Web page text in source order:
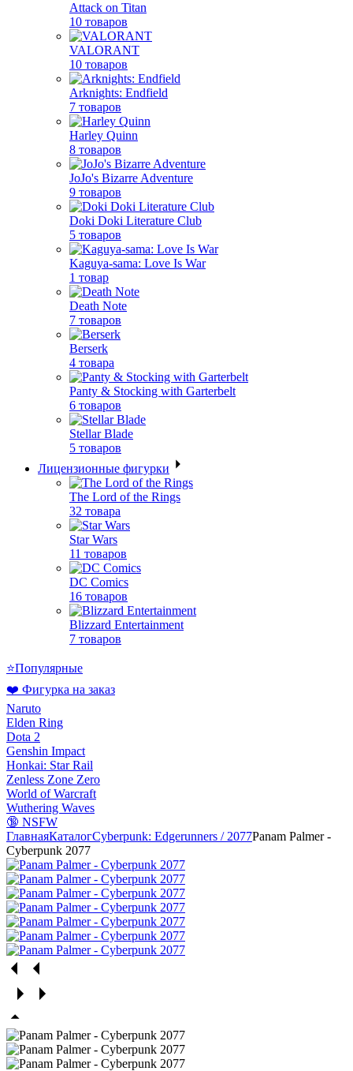
Attack on Titan
10 товаров
VALORANT
10 товаров
Arknights: Endfield
7 товаров
Harley Quinn
8 товаров
JoJo's Bizarre Adventure
9 товаров
Doki Doki Literature Club
5 товаров
Kaguya-sama: Love Is War
1 товар
Death Note
7 товаров
Berserk
4 товара
Panty & Stocking with Garterbelt
6 товаров
Stellar Blade
5 товаров
Лицензионные фигурки
The Lord of the Rings
32 товара
Star Wars
11 товаров
DC Comics
16 товаров
Blizzard Entertainment
7 товаров
⭐Популярные
❤️ Фигурка на заказ
Naruto
Elden Ring
Dota 2
Genshin Impact
Honkai: Star Rail
Zenless Zone Zero
World of Warcraft
Wuthering Waves
🔞 NSFW
ГлавнаяКаталогCyberpunk: Edgerunners / 2077Panam Palmer -
Cyberpunk 2077